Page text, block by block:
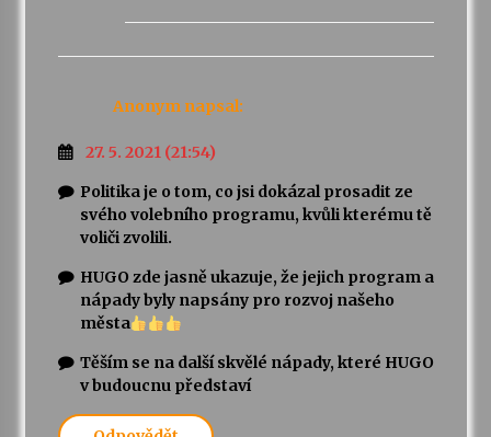
Anonym napsal:
27. 5. 2021 (21:54)
Politika je o tom, co jsi dokázal prosadit ze
svého volebního programu, kvůli kterému tě
voliči zvolili.
HUGO zde jasně ukazuje, že jejich program a
nápady byly napsány pro rozvoj našeho
města
Těším se na další skvělé nápady, které HUGO
v budoucnu představí